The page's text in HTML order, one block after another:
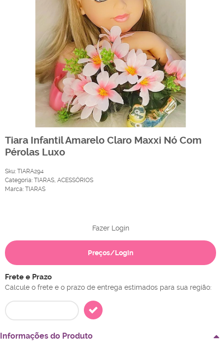
Tiara Infantil Amarelo Claro Maxxi Nó Com
Pérolas Luxo
Sku: TIARA294
Categoria: TIARAS, ACESSÓRIOS
Marca: TIARAS
Fazer Login
Preços/Login
Frete e Prazo
Calcule o frete e o prazo de entrega estimados para sua região:
Informações do Produto